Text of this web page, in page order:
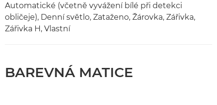
Automatické (včetně vyvážení bílé při detekci
obličeje), Denní světlo, Zataženo, Žárovka, Zářivka,
Zářivka H, Vlastní
BAREVNÁ MATICE